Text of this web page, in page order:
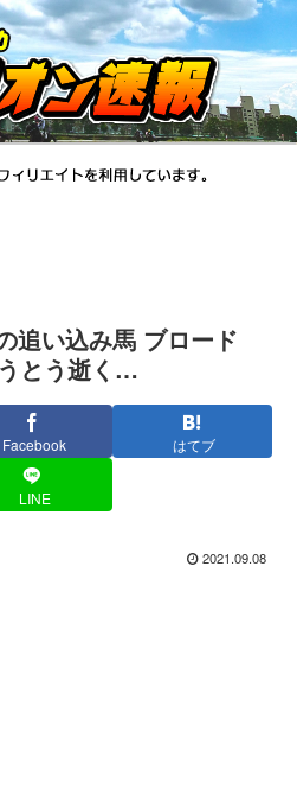
追い込み馬 ブロード
とう逝く…
Facebook はてブ
LINE
2021.09.08